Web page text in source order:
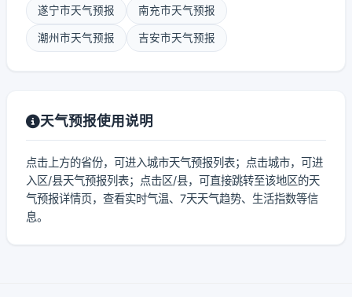
遂宁市天气预报 南充市天气预报
潮州市天气预报 吉安市天气预报
天气预报使用说明
点击上方的省份，可进入城市天气预报列表；点击城市，可进
入区/县天气预报列表；点击区/县，可直接跳转至该地区的天
气预报详情页，查看实时气温、7天天气趋势、生活指数等信
息。